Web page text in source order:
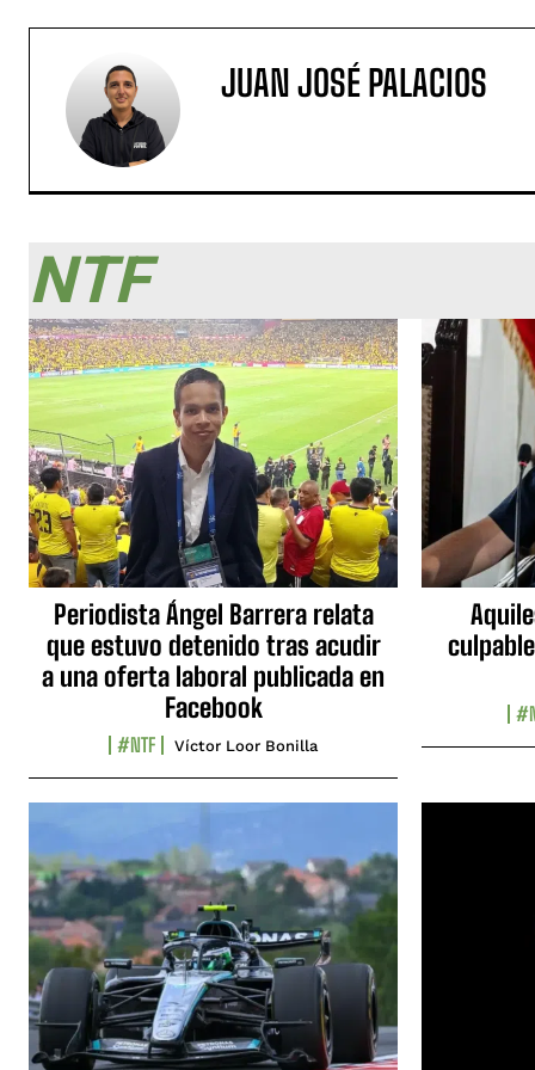
JUAN JOSÉ PALACIOS
NTF
Periodista Ángel Barrera relata
que estuvo detenido tras acudir
a una oferta laboral publicada en
Facebook
#NTF Víctor Loor Bonilla